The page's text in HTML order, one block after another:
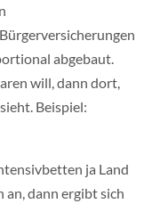
abgebaut.
will, dann dort,
Beispiel:
ja Land
an, dann ergibt sich